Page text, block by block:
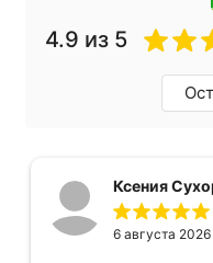
4.9 из 5
Ксения
6 августа 2026